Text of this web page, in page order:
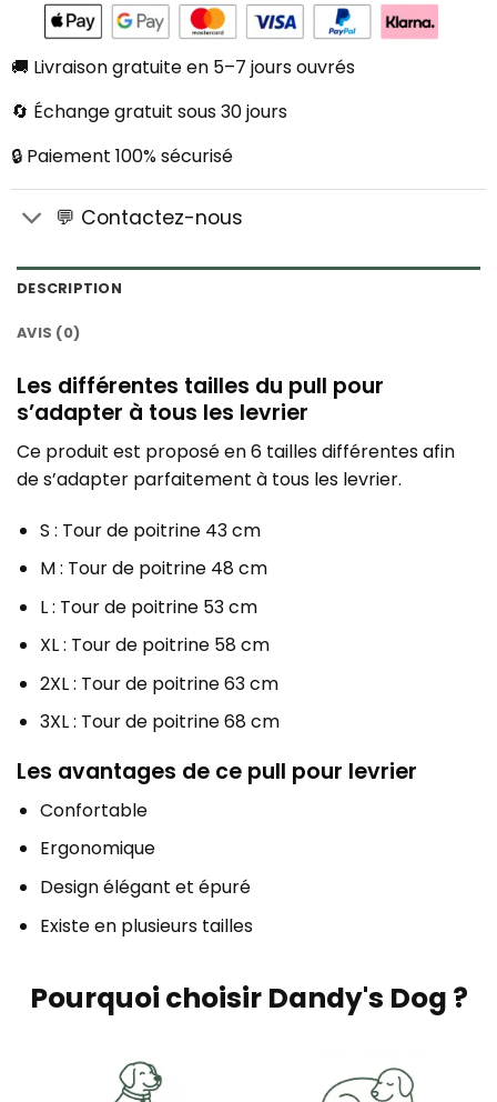
🚚 Livraison gratuite en 5–7 jours ouvrés
🔄 Échange gratuit sous 30 jours
🔒 Paiement 100% sécurisé
💬 Contactez-nous
DESCRIPTION
AVIS (0)
Les différentes tailles du pull pour
s’adapter à tous les levrier
Ce produit est proposé en 6 tailles différentes afin
de s’adapter parfaitement à tous les levrier.
S : Tour de poitrine 43 cm
M : Tour de poitrine 48 cm
L : Tour de poitrine 53 cm
XL : Tour de poitrine 58 cm
2XL : Tour de poitrine 63 cm
3XL : Tour de poitrine 68 cm
Les avantages de ce pull pour levrier
Confortable
Ergonomique
Design élégant et épuré
Existe en plusieurs tailles
Pourquoi choisir Dandy's Dog ?